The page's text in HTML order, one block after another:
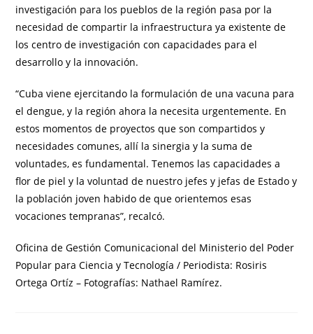
investigación para los pueblos de la región pasa por la
necesidad de compartir la infraestructura ya existente de
los centro de investigación con capacidades para el
desarrollo y la innovación.
“Cuba viene ejercitando la formulación de una vacuna para
el dengue, y la región ahora la necesita urgentemente. En
estos momentos de proyectos que son compartidos y
necesidades comunes, allí la sinergia y la suma de
voluntades, es fundamental. Tenemos las capacidades a
flor de piel y la voluntad de nuestro jefes y jefas de Estado y
la población joven habido de que orientemos esas
vocaciones tempranas”, recalcó.
Oficina de Gestión Comunicacional del Ministerio del Poder
Popular para Ciencia y Tecnología / Periodista: Rosiris
Ortega Ortíz – Fotografías: Nathael Ramírez.